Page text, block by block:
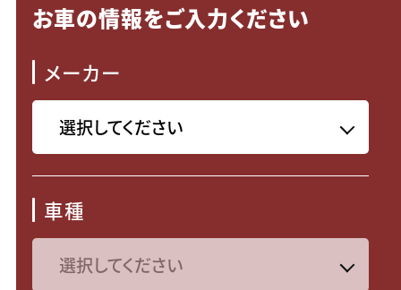
お車の情報をご入力ください
メーカー
車種